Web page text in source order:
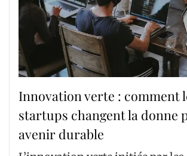
Innovation verte : comment
startups changent la donne
avenir durable